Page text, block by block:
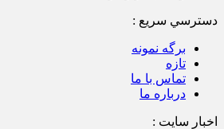
دسترسي سريع :
برگه نمونه
تازه
تماس با ما
درباره ما
اخبار سایت :